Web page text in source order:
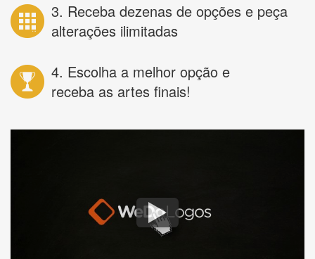
3. Receba dezenas de opções e peça
alterações ilimitadas
4. Escolha a melhor opção e
receba as artes finais!